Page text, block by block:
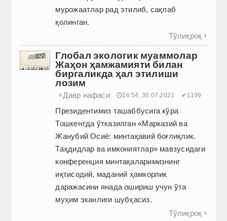
мурожаатлар рад этилиб, сақлаб
қолинган.
Тўлиқроқ 
Глобал экологик муаммолар
Жаҳон ҳамжамияти билан
биргаликда ҳал этилиши
лозим
≡Давр нафаси 🕔16:54, 30.07.2021 ✔1199
Президентимиз ташаббусига кўра
Тошкентда ўтказилган «Марказий ва
Жанубий Осиё: минтақавий боғлиқлик.
Таҳдидлар ва имкониятлар» мавзусидаги
конференция минтақаларимизнинг
иқтисодий, маданий ҳамкорлик
даражасини янада ошириш учун ўта
муҳим эканлиги шубҳасиз.
Тўлиқроқ 